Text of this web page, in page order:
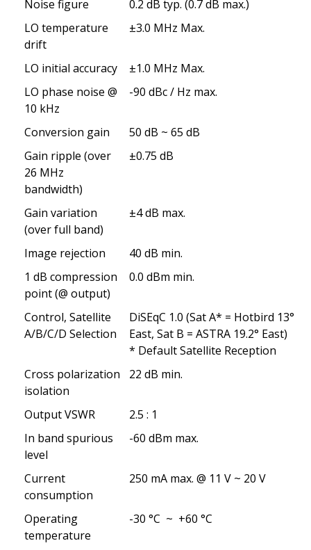
Noise figure
0.2 dB typ. (0.7 dB max.)
LO temperature
drift
±3.0 MHz Max.
LO initial accuracy
±1.0 MHz Max.
LO phase noise @
10 kHz
-90 dBc / Hz max.
Conversion gain
50 dB ~ 65 dB
Gain ripple (over
26 MHz
bandwidth)
±0.75 dB
Gain variation
(over full band)
±4 dB max.
Image rejection
40 dB min.
1 dB compression
point (@ output)
0.0 dBm min.
Control, Satellite
A/B/C/D Selection
DiSEqC 1.0 (Sat A* = Hotbird 13°
East, Sat B = ASTRA 19.2° East)
* Default Satellite Reception
Cross polarization
isolation
22 dB min.
Output VSWR
2.5 : 1
In band spurious
level
-60 dBm max.
Current
consumption
250 mA max. @ 11 V ~ 20 V
Operating
temperature
-30 °C ~ +60 °C